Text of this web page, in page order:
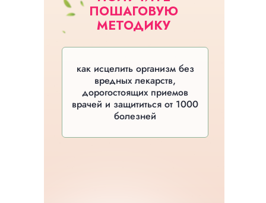
как исцелить организм без
вредных лекарств,
дорогостоящих приемов
врачей и защититься от 1000
болезней
ПОШАГОВУЮ
МЕТОДИКУ